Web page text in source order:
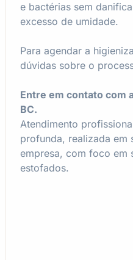
e bactérias sem
excesso de umidade.
Para agendar a
dúvidas sobre o
Entre em contato com
BC.
Atendimento
profunda, realizada em
empresa, com foco em
estofados.